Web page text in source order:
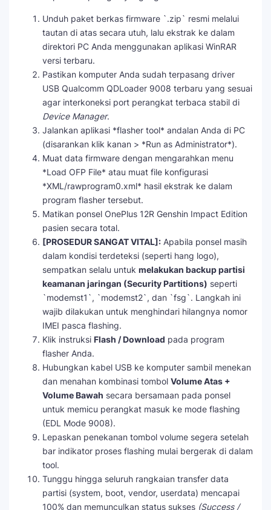
Unduh paket berkas firmware `.zip` resmi melalui
tautan di atas secara utuh, lalu ekstrak ke dalam
direktori PC Anda menggunakan aplikasi WinRAR
versi terbaru.
Pastikan komputer Anda sudah terpasang driver
USB Qualcomm QDLoader 9008 terbaru yang sesuai
agar interkoneksi port perangkat terbaca stabil di
Device Manager.
Jalankan aplikasi *flasher tool* andalan Anda di PC
(disarankan klik kanan > *Run as Administrator*).
Muat data firmware dengan mengarahkan menu
*Load OFP File* atau muat file konfigurasi
*XML/rawprogram0.xml* hasil ekstrak ke dalam
program flasher tersebut.
Matikan ponsel OnePlus 12R Genshin Impact Edition
pasien secara total.
[PROSEDUR SANGAT VITAL]: Apabila ponsel masih
dalam kondisi terdeteksi (seperti hang logo),
sempatkan selalu untuk melakukan backup partisi
keamanan jaringan (Security Partitions) seperti
`modemst1`, `modemst2`, dan `fsg`. Langkah ini
wajib dilakukan untuk menghindari hilangnya nomor
IMEI pasca flashing.
Klik instruksi Flash / Download pada program
flasher Anda.
Hubungkan kabel USB ke komputer sambil menekan
dan menahan kombinasi tombol Volume Atas +
Volume Bawah secara bersamaan pada ponsel
untuk memicu perangkat masuk ke mode flashing
(EDL Mode 9008).
Lepaskan penekanan tombol volume segera setelah
bar indikator proses flashing mulai bergerak di dalam
tool.
Tunggu hingga seluruh rangkaian transfer data
partisi (system, boot, vendor, userdata) mencapai
100% dan memunculkan status sukses (Success /